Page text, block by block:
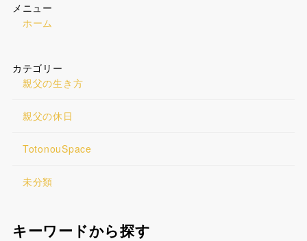
メニュー
ホーム
カテゴリー
親父の生き方
親父の休日
TotonouSpace
未分類
キーワードから探す